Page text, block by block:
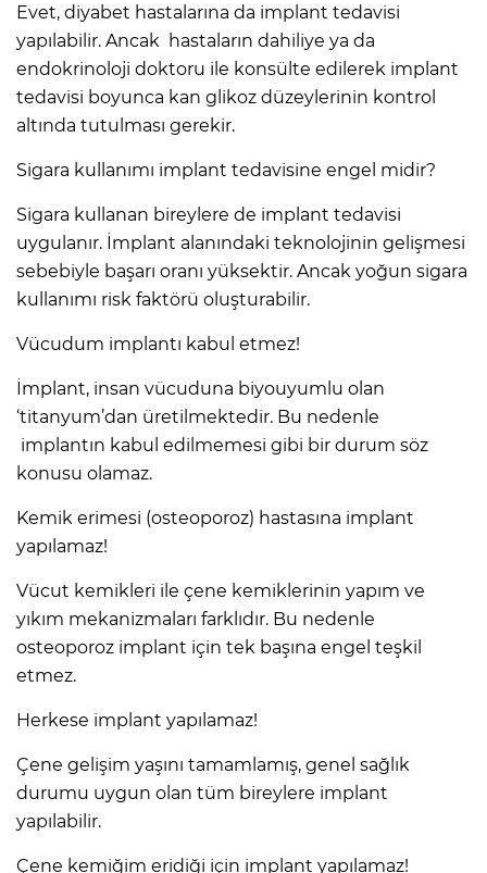
Evet, diyabet hastalarına da implant tedavisi
yapılabilir. Ancak hastaların dahiliye ya da
endokrinoloji doktoru ile konsülte edilerek implant
tedavisi boyunca kan glikoz düzeylerinin kontrol
altında tutulması gerekir.
Sigara kullanımı implant tedavisine engel midir?
Sigara kullanan bireylere de implant tedavisi
uygulanır. İmplant alanındaki teknolojinin gelişmesi
sebebiyle başarı oranı yüksektir. Ancak yoğun sigara
kullanımı risk faktörü oluşturabilir.
Vücudum implantı kabul etmez!
İmplant, insan vücuduna biyouyumlu olan
‘titanyum’dan üretilmektedir. Bu nedenle
implantın kabul edilmemesi gibi bir durum söz
konusu olamaz.
Kemik erimesi (osteoporoz) hastasına implant
yapılamaz!
Vücut kemikleri ile çene kemiklerinin yapım ve
yıkım mekanizmaları farklıdır. Bu nedenle
osteoporoz implant için tek başına engel teşkil
etmez.
Herkese implant yapılamaz!
Çene gelişim yaşını tamamlamış, genel sağlık
durumu uygun olan tüm bireylere implant
yapılabilir.
Çene kemiğim eridiği için implant yapılamaz!